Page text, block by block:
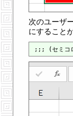
次のユーザ
にすること